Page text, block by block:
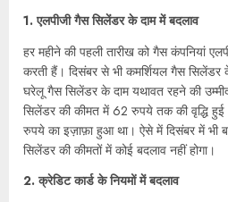
1.एलपीजी गैस सिलेंडर के दाम में बदलाव
हर महीने की पहली तारीख को गैस कंपनियां
करती हैं। दिसंबर से भी कमर्शियल गैस सिलेंडर
घरेलू गैस सिलेंडर के दाम यथावत रहने की
सिलेंडर की कीमत में 62 रुपये तक की वृद्धि
रुपये का इज़ाफ़ा हुआ था। ऐसे में दिसंबर में भी
सिलेंडर की कीमतों में कोई बदलाव नहीं होगा।
2.क्रेडिट कार्ड के नियमों में बदलाव